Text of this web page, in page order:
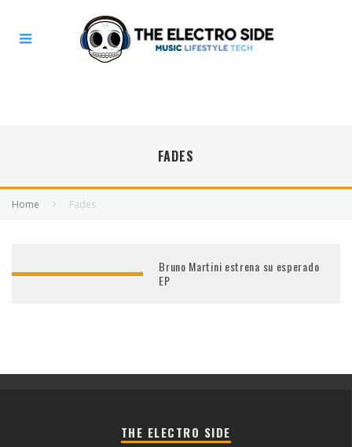
FADES
Home Fades
Bruno Martini estrena su esperado
EP
THE ELECTRO SIDE